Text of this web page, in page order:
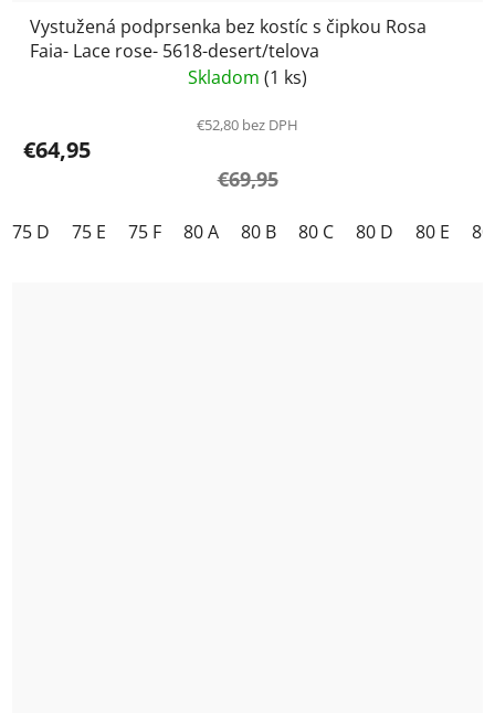
Vystužená podprsenka bez kostíc s čipkou Rosa
Faia- Lace rose- 5618-desert/telova
Skladom (1 ks)
€52,80 bez DPH
€64,95
€69,95
75 D 75 E 75 F 80 A 80 B 80 C 80 D 80 E 80